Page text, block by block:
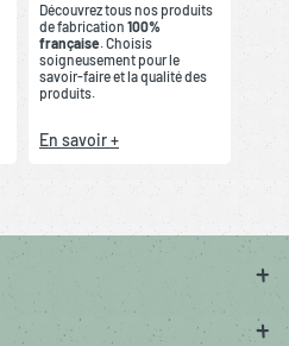
Découvrez tous nos produits
de fabrication 100%
française. Choisis
soigneusement pour le
savoir-faire et la qualité des
produits.
En savoir +